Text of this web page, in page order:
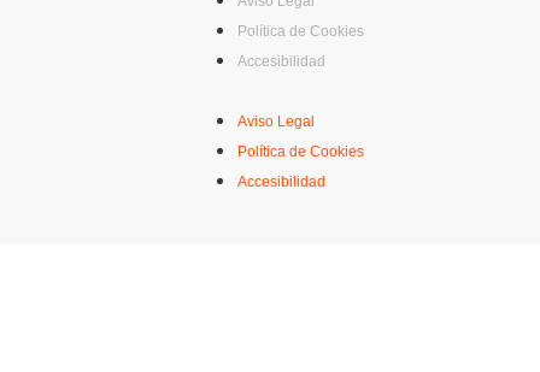
Política de Cookies
Accesibilidad
Aviso Legal
Política de Cookies
Accesibilidad